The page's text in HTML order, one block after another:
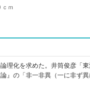
ｍ
理化を求めた。井筒俊彦「
』の「非一非異（一に非ず